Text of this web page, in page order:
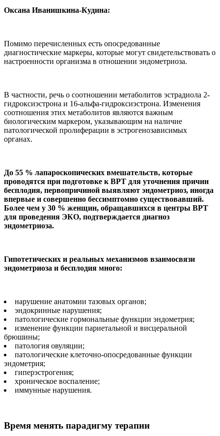
Оксана Иванишкина-Кудина:
Помимо перечисленных есть опосредованные
диагностические маркеры, которые могут свидетельствовать о
настроенности организма в отношении эндометриоза.
В частности, речь о соотношении метаболитов эстрадиола 2-
гидроксиэстрона и 16-альфа-гидроксиэстрона. Изменения
соотношения этих метаболитов являются важным
биологическим маркером, указывающим на наличие
патологической пролиферации в эстрогенозависимых
органах.
До 55 % лапароскопических вмешательств, которые
проводятся при подготовке к ВРТ для уточнения причин
бесплодия, первопричиной выявляют эндометриоз, иногда
впервые и совершенно бессимптомно существовавший.
Более чем у 30 % женщин, обращавшихся в центры ВРТ
для проведения ЭКО, подтверждается диагноз
эндометриоза.
Гипотетических и реальных механизмов взаимосвязи
эндометриоза и бесплодия много:
нарушение анатомии тазовых органов;
эндокринные нарушения;
патологические гормональные функции эндометрия;
изменение функции париетальной и висцеральной
брюшины;
патология овуляции;
патологические клеточно-опосредованные функции
эндометрия;
гиперэстрогения;
хроническое воспаление;
иммунные нарушения.
Время менять парадигму терапии